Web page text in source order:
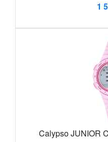
1
Calypso JUNIOR